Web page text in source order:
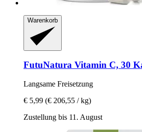
Warenkorb
FutuNatura Vitamin C, 30
Langsame Freisetzung
€ 5,99 (€ 206,55 / kg)
Zustellung bis 11. August